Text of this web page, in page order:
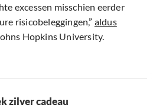
excessen misschien eerder
risicobeleggingen,” aldus
Hopkins University.
zilver cadeau